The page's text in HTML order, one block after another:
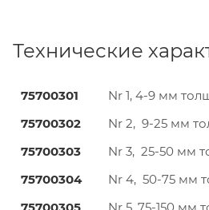
Технические
75700301
Nr 1, 4-9 мм
75700302
Nr 2, 9-25 мм
75700303
Nr 3, 25-50 мм
75700304
Nr 4, 50-75 мм